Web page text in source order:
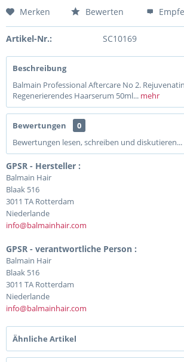
Merken Bewerten
Artikel-Nr.: SC10169
Beschreibung
Balmain Professional Aftercare No 2.
Regenerierendes Haarserum 50ml... mehr
Bewertungen
0
Bewertungen lesen, schreiben und diskutieren...
GPSR - Hersteller :
Balmain Hair
Blaak 516
3011 TA Rotterdam
Niederlande
info@balmainhair.com
GPSR - verantwortliche Person :
Balmain Hair
Blaak 516
3011 TA Rotterdam
Niederlande
info@balmainhair.com
Ähnliche Artikel